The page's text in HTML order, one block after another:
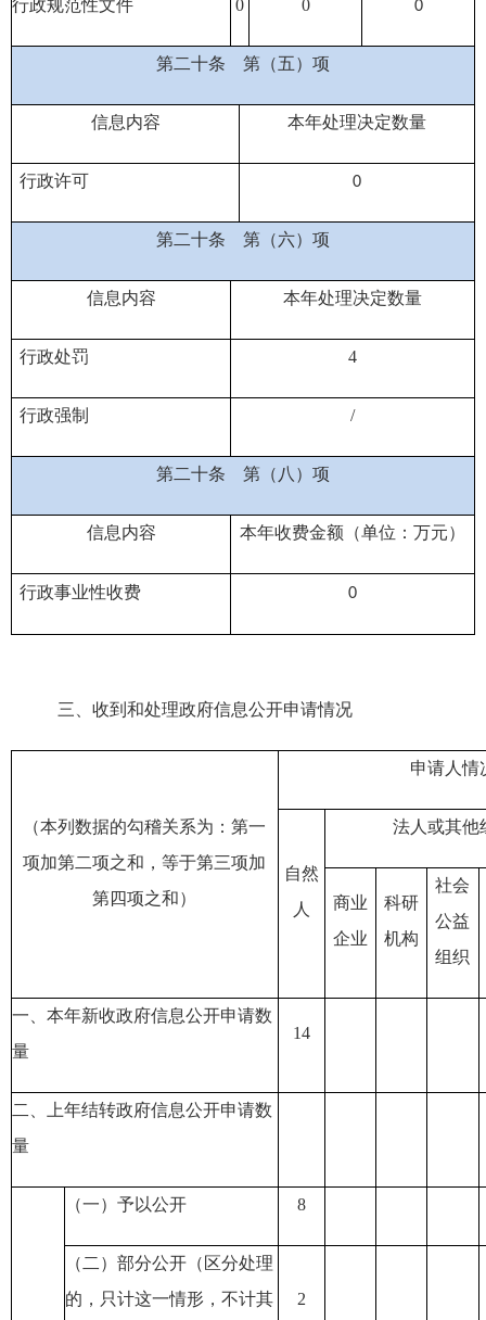
行政规范性文件 0 0 0
第二十条 第（五）项
信息内容 本年处理决定数量
行政许可 0
第二十条 第（六）项
信息内容 本年处理决定数量
行政处罚 4
行政强制 /
第二十条 第（八）项
信息内容 本年收费金额（单位：万元）
行政事业性收费 0
三、收到和处理政府信息公开申请情况
（本列数据的勾稽关系为：第一
项加第二项之和，等于第三项加
第四项之和）
申请人情
自然
人
法人或其他
商业
企业
科研
机构
社会
公益
组织
一、本年新收政府信息公开申请数
量
14
二、上年结转政府信息公开申请数
量
（一）予以公开 8
（二）部分公开（区分处理
的，只计这一情形，不计其
2